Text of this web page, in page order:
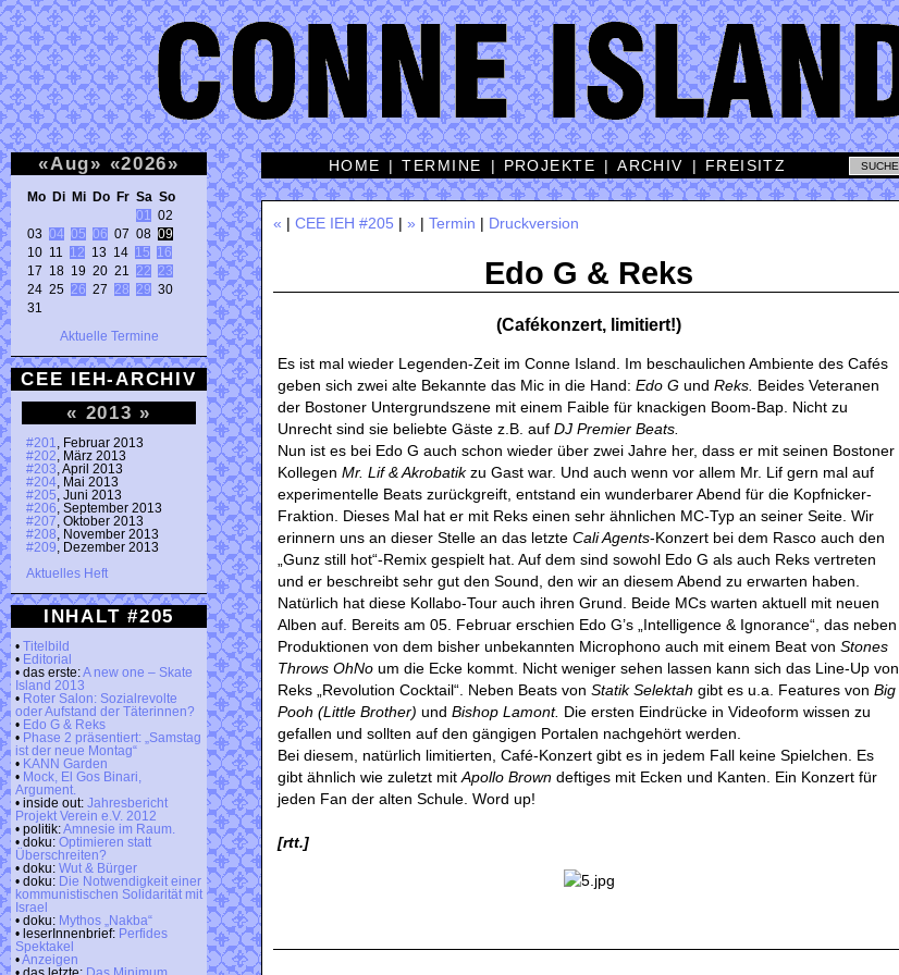
«Aug» «2026»
Mo Di Mi Do Fr Sa So
01
02
03 04 05 06 07 08 09
10 11 12 13 14 15
16
17 18 19 20 21 22
23
24 25 26 27 28 29 30
31
Aktuelle Termine
CEE IEH-ARCHIV
« 2013 »
#201
, Februar 2013
#202 , März 2013
#203 , April 2013
#204 , Mai 2013
#205 , Juni 2013
#206 , September 2013
#207 , Oktober 2013
#208 , November 2013
#209 , Dezember 2013
Aktuelles Heft
INHALT #205
• Titelbild
• Editorial
• das erste:A new one – Skate
Island 2013
• Roter Salon: Sozialrevolte
oder Aufstand der Täterinnen?
• Edo G & Reks
• Phase 2 präsentiert: „Samstag
ist der neue Montag“
• KANN Garden
• Mock, El Gos Binari,
Argument.
• inside out: Jahresbericht
Projekt Verein e.V. 2012
• politik:Amnesie im Raum.
• doku: Optimieren statt
Überschreiten?
• doku: Wut & Bürger
• doku: Die Notwendigkeit einer
kommunistischen Solidarität mit
Israel
• doku: Mythos „Nakba“
• leserInnenbrief: Perfides
Spektakel
•Anzeigen
HOME |TERMINE | PROJEKTE |ARCHIV | FREISITZ
« | CEE IEH #205 | » | Termin | Druckversion
Edo G & Reks
(Cafékonzert, limitiert!)
Es ist mal wieder Legenden-Zeit im Conne Island. Im beschaulichen Ambiente des Cafés
geben sich zwei alte Bekannte das Mic in die Hand: Edo G und Reks. Beides Veteranen
der Bostoner Untergrundszene mit einem Faible für knackigen Boom-Bap. Nicht zu
Unrecht sind sie beliebte Gäste z.B. auf DJ Premier Beats.
Nun ist es bei Edo G auch schon wieder über zwei Jahre her, dass er mit seinen Bostoner
Kollegen Mr. Lif & Akrobatikzu Gast war. Und auch wenn vor allem Mr. Lif gern mal auf
experimentelle Beats zurückgreift, entstand ein wunderbarer Abend für die Kopfnicker-
Fraktion. Dieses Mal hat er mit Reks einen sehr ähnlichen MC-Typ an seiner Seite. Wir
erinnern uns an dieser Stelle an das letzte Cali Agents-Konzert bei dem Rasco auch den
„Gunz still hot“-Remix gespielt hat. Auf dem sind sowohl Edo G als auch Reks vertreten
und er beschreibt sehr gut den Sound, den wir an diesem Abend zu erwarten haben.
Natürlich hat diese Kollabo-Tour auch ihren Grund. Beide MCs warten aktuell mit neuen
Alben auf. Bereits am 05. Februar erschien Edo G’s „Intelligence & Ignorance“, das neben
Produktionen von dem bisher unbekannten Microphono auch mit einem Beat von Stones
Throws OhNo um die Ecke kommt. Nicht weniger sehen lassen kann sich das Line-Up von
Reks „Revolution Cocktail“. Neben Beats von Statik Selektah gibt es u.a. Features von Big
Pooh (Little Brother) und Bishop Lamont. Die ersten Eindrücke in Videoform wissen zu
gefallen und sollten auf den gängigen Portalen nachgehört werden.
Bei diesem, natürlich limitierten, Café-Konzert gibt es in jedem Fall keine Spielchen. Es
gibt ähnlich wie zuletzt mitApollo Brown deftiges mit Ecken und Kanten. Ein Konzert für
jeden Fan der alten Schule. Word up!
[rtt.]